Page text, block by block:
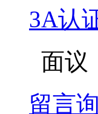
3A认
面议
留言